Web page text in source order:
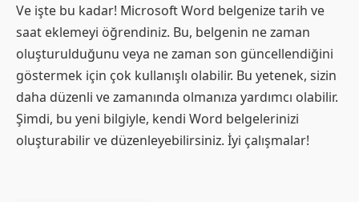
Ve işte bu kadar! Microsoft Word belgenize tarih ve
saat eklemeyi öğrendiniz. Bu, belgenin ne zaman
oluşturulduğunu veya ne zaman son güncellendiğini
göstermek için çok kullanışlı olabilir. Bu yetenek, sizin
daha düzenli ve zamanında olmanıza yardımcı olabilir.
Şimdi, bu yeni bilgiyle, kendi Word belgelerinizi
oluşturabilir ve düzenleyebilirsiniz. İyi çalışmalar!